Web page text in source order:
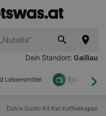
Dein Standort: Gaißau
Lebensmittel Elektronik
Dolce Gusto Kit Kat